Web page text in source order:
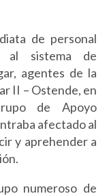
de personal
al sistema de
agentes de la
II – Ostende, en
de Apoyo
afectado al
y aprehender a
numeroso de